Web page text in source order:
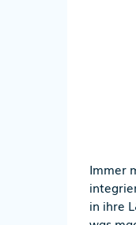
Immer
in ihre